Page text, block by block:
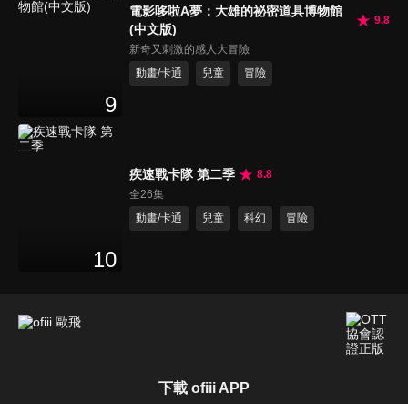
9
電影哆啦A夢：大雄的祕密道具博物館
(中文版)
9.8
新奇又刺激的感人大冒險
動畫/卡通
兒童 冒險
10
疾速戰卡隊 第二季
8.8
全26集
動畫/卡通
兒童 科幻 冒險
下載 ofiii APP